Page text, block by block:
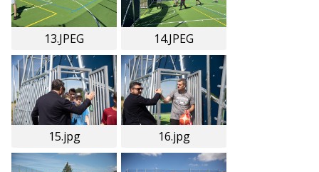
13.JPEG 14.JPEG
15.jpg 16.jpg